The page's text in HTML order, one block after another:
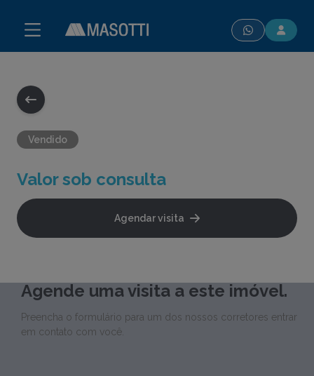
Vendido
Valor sob consulta
Agendar visita
Agende uma visita a este imóvel.
Preencha o formulário para um dos nossos corretores entrar
em contato com você.